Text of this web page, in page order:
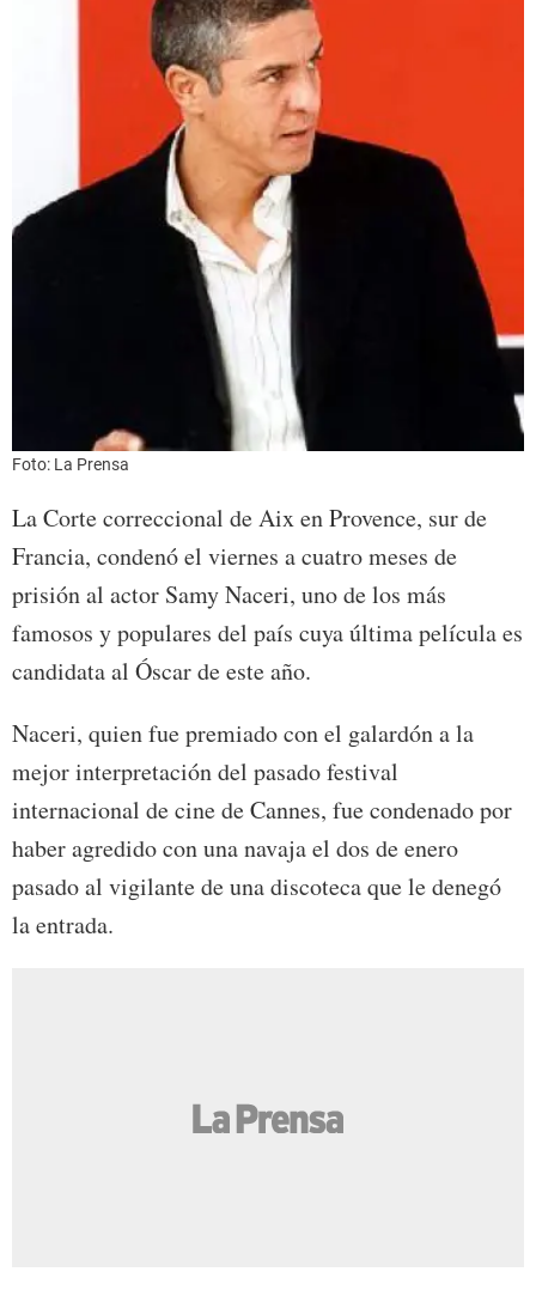
Foto: La Prensa
La Corte correccional de Aix en Provence, sur de
Francia, condenó el viernes a cuatro meses de
prisión al actor Samy Naceri, uno de los más
famosos y populares del país cuya última película es
candidata al Óscar de este año.
Naceri, quien fue premiado con el galardón a la
mejor interpretación del pasado festival
internacional de cine de Cannes, fue condenado por
haber agredido con una navaja el dos de enero
pasado al vigilante de una discoteca que le denegó
la entrada.